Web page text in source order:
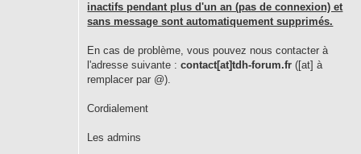
inactifs pendant plus d'un an (pas de connexion) et
sans message sont automatiquement supprimés.
En cas de problème, vous pouvez nous contacter à
l'adresse suivante :contact[at]tdh-forum.fr ([at] à
remplacer par @).
Cordialement
Les admins